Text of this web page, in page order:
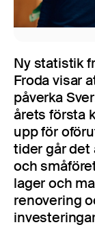
Ny statistik
Froda visar
påverka
årets första
upp för
tider går det
och
lager och
renovering